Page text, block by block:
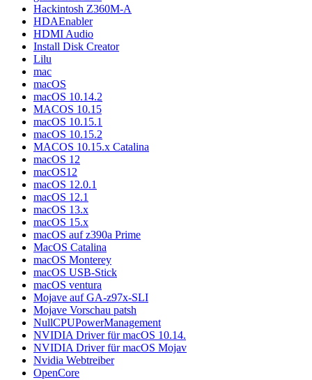
Hackintosh Z360M-A
HDAEnabler
HDMI Audio
Install Disk Creator
Lilu
mac
macOS
macOS 10.14.2
MACOS 10.15
macOS 10.15.1
macOS 10.15.2
MACOS 10.15.x Catalina
macOS 12
macOS12
macOS 12.0.1
macOS 12.1
macOS 13.x
macOS 15.x
macOS auf z390a Prime
MacOS Catalina
macOS Monterey
macOS USB-Stick
macOS ventura
Mojave auf GA-z97x-SLI
Mojave Vorschau patsh
NullCPUPowerManagement
NVIDIA Driver für macOS 10.14.
NVIDIA Driver für macOS Mojav
Nvidia Webtreiber
OpenCore